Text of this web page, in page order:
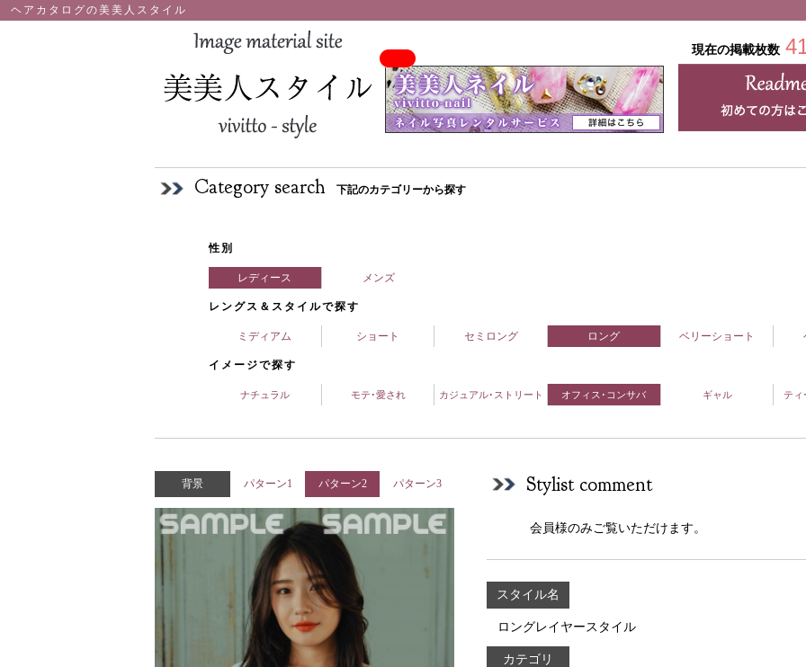
ヘアカタログの美美人スタイル
現在の掲載枚数
Category search 下記のカテゴリーから探す
性別
レディース メンズ
レングス＆スタイルで探す
ミディアム ショート セミロング ロング ベリーショート
イメージで探す
ナチュラル モテ･愛され カジュアル･ストリート オフィス･コンサバ ギャル ティ
背景 パターン1 パターン2 パターン3 Stylist comment
会員様のみご覧いただけます。
スタイル名
ロングレイヤースタイル
カテゴリ